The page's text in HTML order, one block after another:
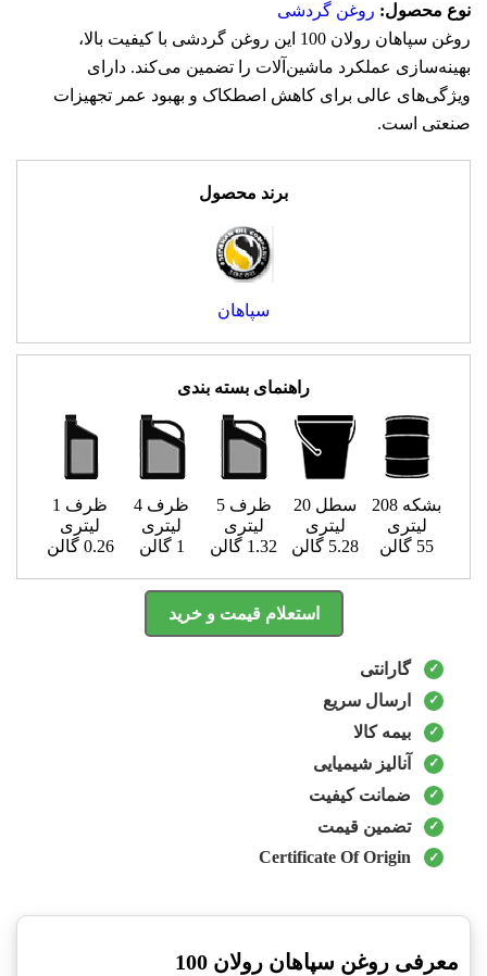
نوع محصول: روغن گردشی
روغن سپاهان رولان 100 این روغن گردشی با کیفیت بالا،
بهینه‌سازی عملکرد ماشین‌آلات را تضمین می‌کند. دارای
ویژگی‌های عالی برای کاهش اصطکاک و بهبود عمر تجهیزات
صنعتی است.
برند محصول
سپاهان
راهنمای بسته بندی
بشکه 208
لیتری
55 گالن
سطل 20
لیتری
5.28 گالن
ظرف 5
لیتری
1.32 گالن
ظرف 4
لیتری
1 گالن
ظرف 1
لیتری
0.26 گالن
استعلام قیمت و خرید
گارانتی
ارسال سریع
بیمه کالا
آنالیز شیمیایی
ضمانت کیفیت
تضمین قیمت
Certificate Of Origin
معرفی روغن سپاهان رولان 100